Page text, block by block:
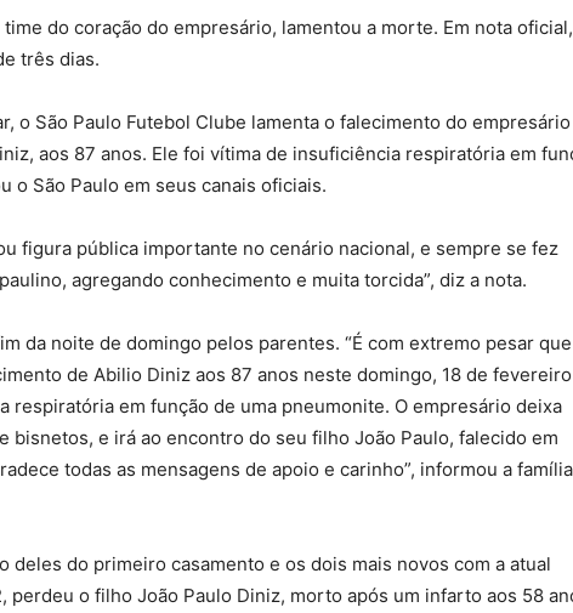
do coração do empresário, lamentou a morte. Em nota
três dias.
o São Paulo Futebol Clube lamenta o falecimento do
aos 87 anos. Ele foi vítima de insuficiência respiratória em
o São Paulo em seus canais oficiais.
figura pública importante no cenário nacional, e sempre se fez
agregando conhecimento e muita torcida”, diz a nota.
da noite de domingo pelos parentes. “É com extremo pesar
de Abilio Diniz aos 87 anos neste domingo, 18 de
respiratória em função de uma pneumonite. O empresário deixa
bisnetos, e irá ao encontro do seu filho João Paulo, falecido em
todas as mensagens de apoio e carinho”, informou a
deles do primeiro casamento e os dois mais novos com a atual
perdeu o filho João Paulo Diniz, morto após um infarto aos 58